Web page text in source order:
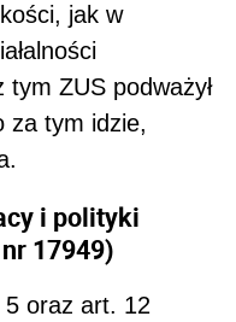
jak w
ZUS podważył
za tym idzie,
i polityki
17949)
oraz art. 12